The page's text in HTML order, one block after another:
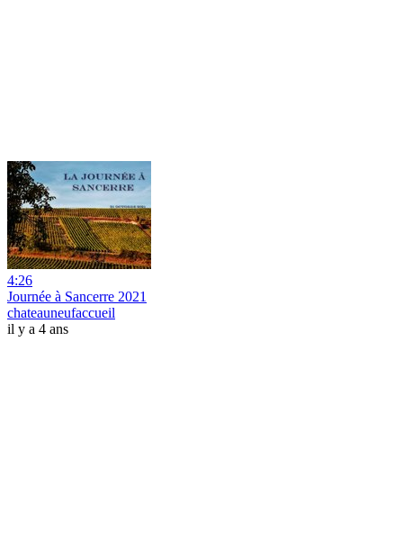
4:26
Journée à Sancerre 2021
chateauneufaccueil
il y a 4 ans